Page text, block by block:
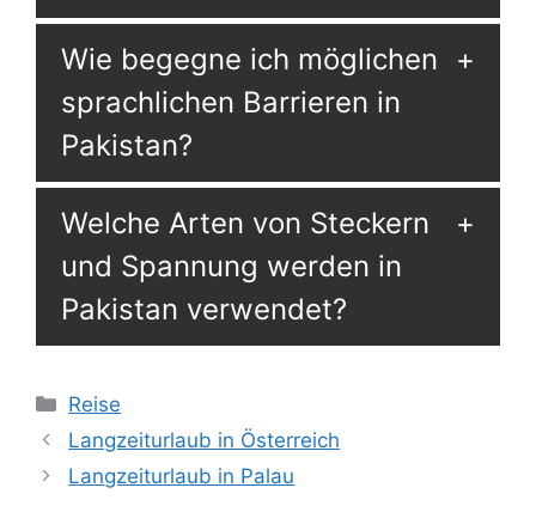
Wie begegne ich möglichen
sprachlichen Barrieren in
Pakistan?
Welche Arten von Steckern
und Spannung werden in
Pakistan verwendet?
Kategorien
Reise
Langzeiturlaub in Österreich
Langzeiturlaub in Palau